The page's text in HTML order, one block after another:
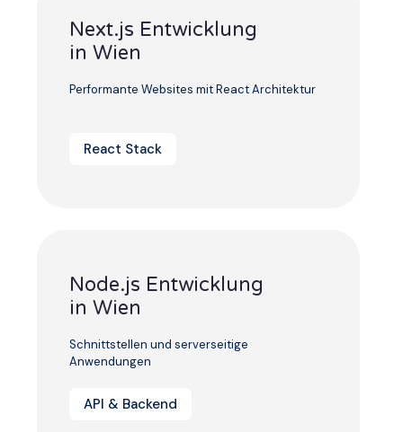
Next.js Entwicklung
in Wien
Performante Websites mit React Architektur
React Stack
Node.js Entwicklung
in Wien
Schnittstellen und serverseitige
Anwendungen
API & Backend